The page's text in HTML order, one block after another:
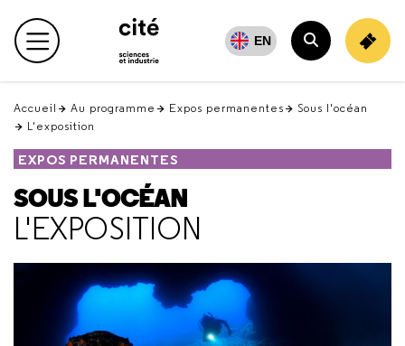
en
haut Menu principal EN
Rechercher
Accueil Au programme Expos permanentes
Sous l'océan
L'exposition
EXPOS PERMANENTES
SOUS L'OCÉAN
L'EXPOSITION